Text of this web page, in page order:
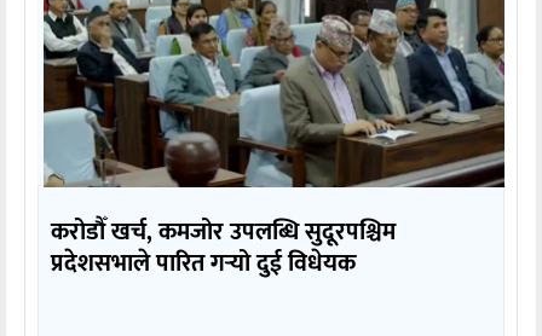
करोडौँ खर्च, कमजोर उपलब्धि सुदूरपश्चिम
प्रदेशसभाले पारित गर्‍यो दुई विधेयक